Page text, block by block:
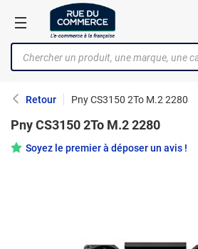
Retour Pny CS3150 2To M.2 2280
Pny CS3150 2To M.2 2280
Soyez le premier à déposer un avis !